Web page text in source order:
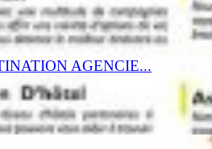
AGENCIE...